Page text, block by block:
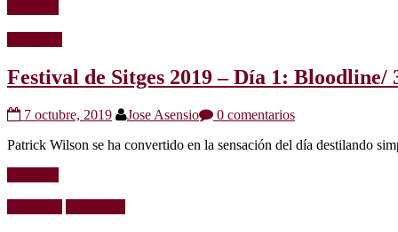
Festival de Sitges 2019 – Día 1:
7 octubre, 2019 Jose Asensio
0 comentarios
Patrick Wilson se ha convertido en la sensación del día destilando